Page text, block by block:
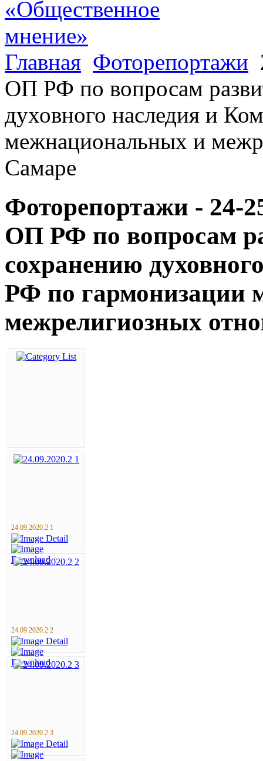
Главная Фоторепортажи
ОП РФ по вопросам
духовного наследия и
межнациональных и
Самаре
Фоторепортажи - 24-
ОП РФ по вопросам
сохранению
РФ по гармонизации
межрелигиозных
24.09.2020.2 1
24.09.2020.2 2
24.09.2020.2 3